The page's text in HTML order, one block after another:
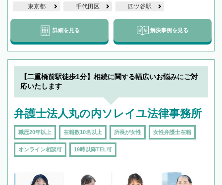
東京都 千代田区 四ツ谷駅
詳細を見る 解決事例を見る
【二重橋前駅徒歩1分】相続に関する幅広いお悩みにご対
応いたします
弁護士法人丸の内ソレイユ法律事務所
職歴20年以上 在籍数10名以上 所長が女性 女性弁護士在籍
オンライン相談可 19時以降TEL可